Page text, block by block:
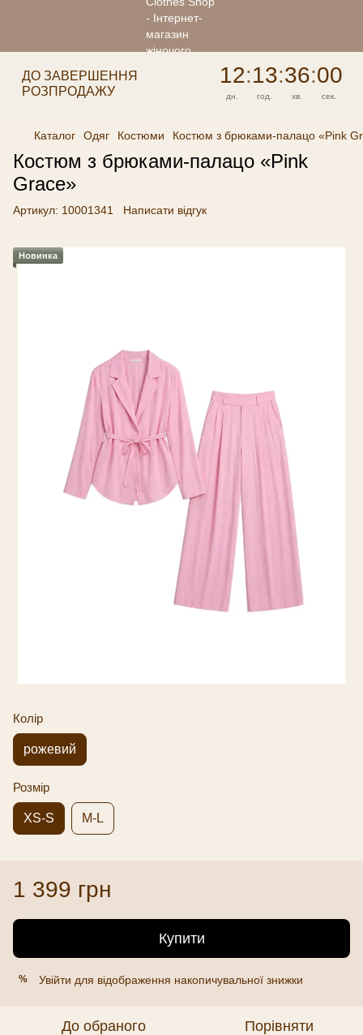
ДО ЗАВЕРШЕННЯ
РОЗПРОДАЖУ
12:13:36:00
дн. год. хв. сек.
Каталог Одяг Костюми Костюм з брюками-палацо «Pink
Костюм з брюками-палацо «Pink
Grace»
Артикул: 10001341 Написати відгук
Новинка
Колір
рожевий
Розмір
XS-S M-L
1 399 грн
Купити
% Увійти для відображення накопичувальної знижки
До обраного Порівняти